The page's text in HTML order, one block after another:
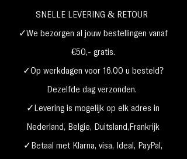
SNELLE LEVERING & RETOUR
✓We bezorgen al jouw bestellingen vanaf
€50,- gratis.
✓Op werkdagen voor 16.00 u besteld?
Dezelfde dag verzonden.
✓Levering is mogelijk op elk adres in
Nederland, België, Duitsland,Frankrijk
✓Betaal met Klarna, visa, Ideal, PayPal,